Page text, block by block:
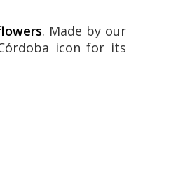
. Made by our
icon for its